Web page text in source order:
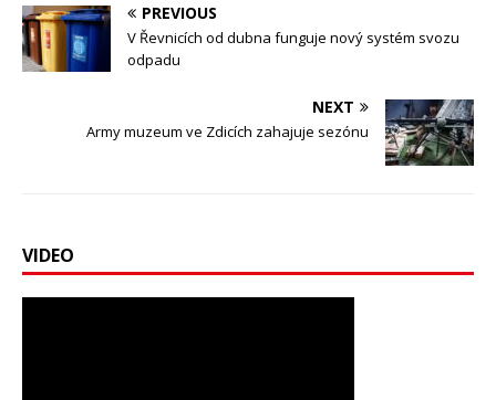
PREVIOUS
V Řevnicích od dubna funguje nový systém svozu
odpadu
NEXT
Army muzeum ve Zdicích zahajuje sezónu
VIDEO